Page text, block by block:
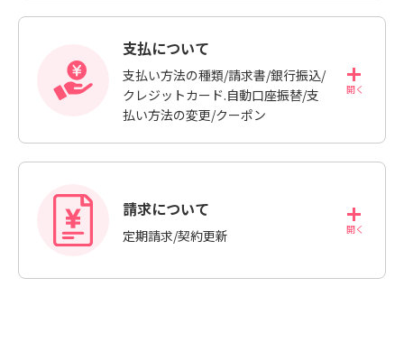
支払について
支払い方法の種類/請求書/銀行振込/
クレジットカード.自動口座振替/支
払い方法の変更/クーポン
請求について
定期請求/契約更新